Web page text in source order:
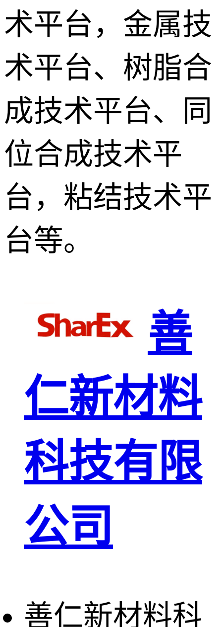
术平台，金属技
术平台、树脂合
成技术平台、同
位合成技术平
台，粘结技术平
台等。
善
仁新材料
科技有限
公司
善仁新材料科